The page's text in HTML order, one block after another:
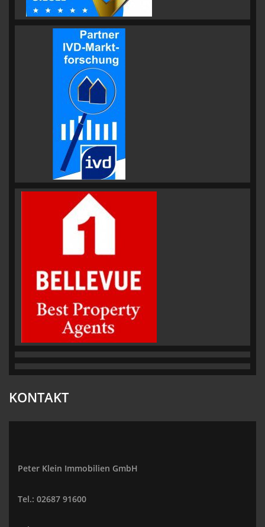
KONTAKT
Peter Klein Immobilien GmbH
Tel.: 02687 91600